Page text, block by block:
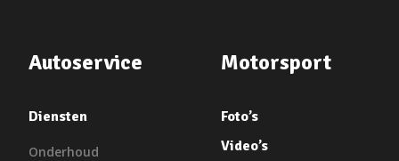
Autoservice
Diensten
Onderhoud
Motorsport
Foto’s
Video’s